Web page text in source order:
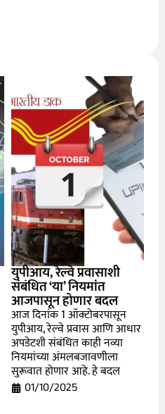
युपीआय, रेल्वे प्रवासाशी
संबंधित ‘या’ नियमांत
आजपासून होणार बदल
आज दिनांक 1 ऑक्टोबरपासून
युपीआय, रेल्वे प्रवास आणि आधार
अपडेटशी संबंधित काही नव्या
नियमांच्या अंमलबजावणीला
सुरूवात होणार आहे. हे बदल
01/10/2025